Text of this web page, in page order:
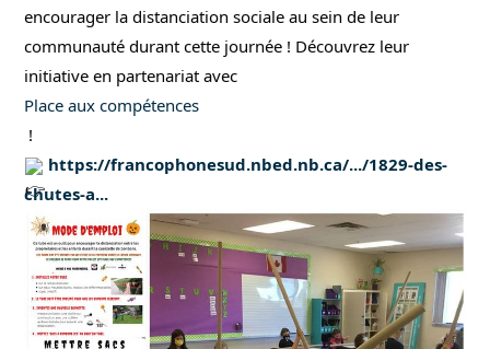
encourager la distanciation sociale au sein de leur
communauté durant cette journée ! Découvrez leur
initiative en partenariat avec
Place aux compétences
!
https://francophonesud.nbed.nb.ca/.../1829-des-
chutes-a...